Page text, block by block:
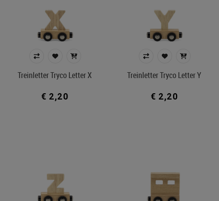
Treinletter Tryco Letter X
€ 2,20
Treinletter Tryco Letter Y
€ 2,20